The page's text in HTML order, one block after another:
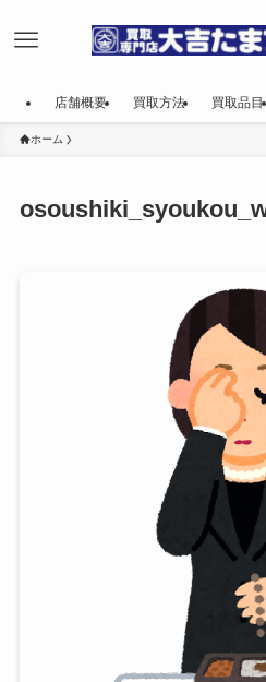
店舗概要 買取方法 買取品目
ホーム